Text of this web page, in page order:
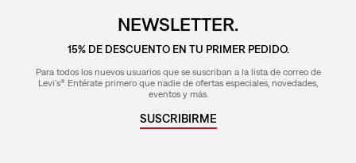
NEWSLETTER.
15% DE DESCUENTO EN TU PRIMER PEDIDO.
Para todos los nuevos usuarios que se suscriban a la lista de correo de
Levi's® Entérate primero que nadie de ofertas especiales, novedades,
eventos y más.
SUSCRIBIRME